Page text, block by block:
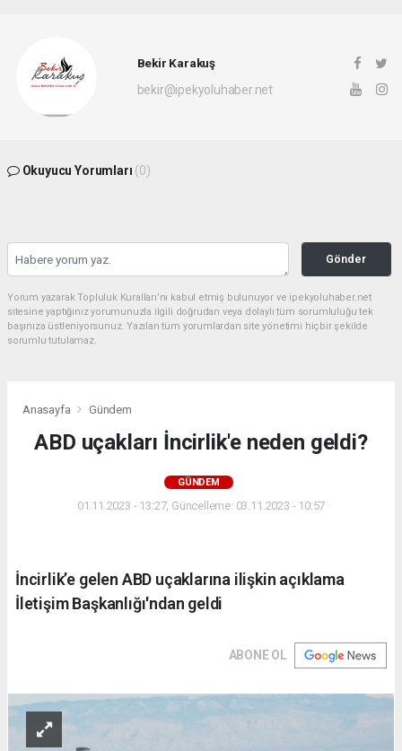
Bekir Karakuş
bekir@ipekyoluhaber.net
Okuyucu Yorumları (0)
Gönder
Yorum yazarak Topluluk Kuralları’nı kabul etmiş bulunuyor ve ipekyoluhaber.net
sitesine yaptığınız yorumunuzla ilgili doğrudan veya dolaylı tüm sorumluluğu tek
başınıza üstleniyorsunuz. Yazılan tüm yorumlardan site yönetimi hiçbir şekilde
sorumlu tutulamaz.
Anasayfa Gündem
ABD uçakları İncirlik'e neden geldi?
GÜNDEM
01.11.2023 - 13:27, Güncelleme: 03.11.2023 - 10:57
İncirlik’e gelen ABD uçaklarına ilişkin açıklama
İletişim Başkanlığı'ndan geldi
ABONE OL